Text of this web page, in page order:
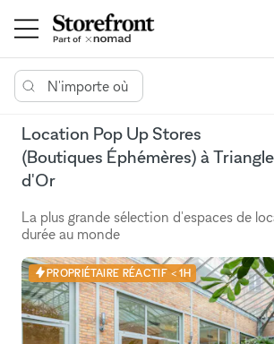
N'importe où
Location Pop Up Stores
(Boutiques Éphémères) à Triangle
d'Or
La plus grande sélection d'espaces de
durée au monde
PROPRIÉTAIRE RÉACTIF < 1H